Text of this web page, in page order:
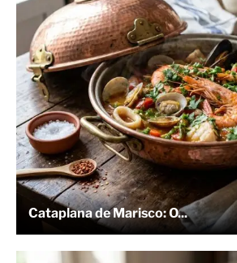
Cataplana de Marisco: O...